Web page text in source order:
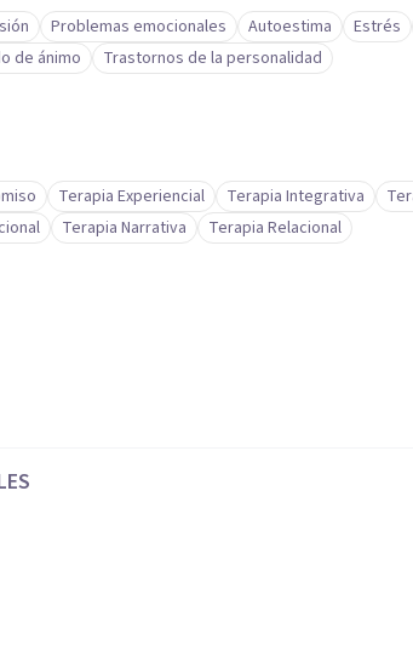
ético y comprometido, ayudándote a avanzar
diferencia es mi dedicación para ver a cada
humanas y en el poder del cambio cuando
Problemas emocionales Autoestima Estrés
de ánimo Trastornos de la personalidad
Terapia Experiencial Terapia Integrativa
Terapia Narrativa Terapia Relacional